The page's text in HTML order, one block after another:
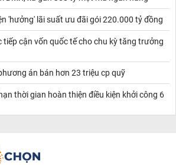
'hưởng' lãi suất ưu đãi gói 220.000 tỷ đồng
tiếp cận vốn quốc tế cho chu kỳ tăng trưởng
án bán hơn 23 triệu cp quỹ
thời gian hoàn thiện điều kiện khởi công 6